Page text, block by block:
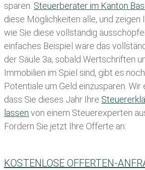
sparen. Steuerberater im K anton
diese Möglichkeiten alle, und zeigen
wie Sie diese vollständig
einfaches Beispiel wäre das
der Säule 3a, sobald Wertschriften
Immobilien im Spiel sind, gibt es
Potentiale um Geld einzusparen.
dass Sie dieses Jahr Ihre
lassen von einem Steuerexperten
Fordern Sie jetzt Ihre Offerte an:
KOSTENLOSE OFFERTEN-